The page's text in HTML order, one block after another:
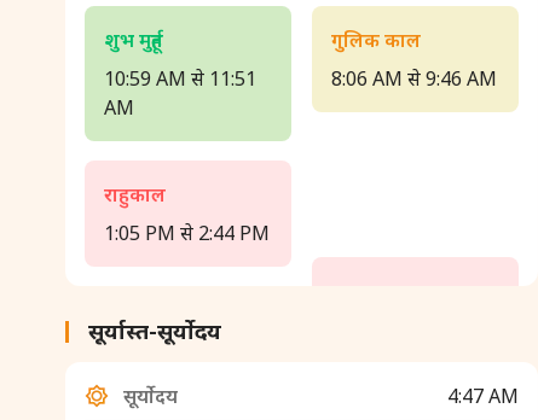
शुभ मुहूर्त
10:59 AM से 11:51
AM
राहुकाल
1:05 PM से 2:44 PM
गुलिक काल
8:06 AM से 9:46 AM
सूर्यास्त-सूर्योदय
सूर्योदय
4:47 AM